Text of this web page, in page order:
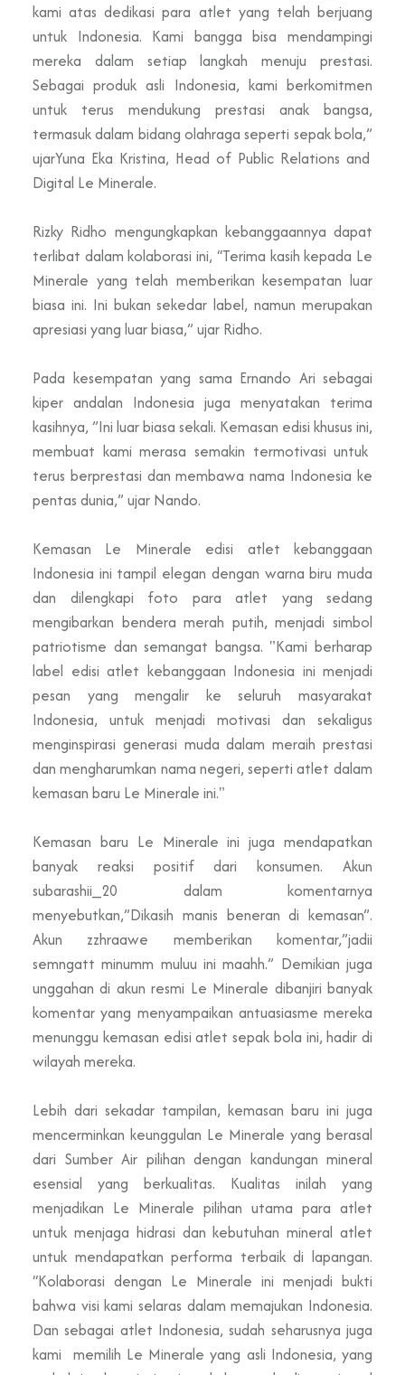
kami atas dedikasi para atlet yang telah berjuang
untuk Indonesia. Kami bangga bisa mendampingi
mereka dalam setiap langkah menuju prestasi.
Sebagai produk asli Indonesia, kami berkomitmen
untuk terus mendukung prestasi anak bangsa,
termasuk dalam bidang olahraga seperti sepak bola,”
ujarYuna Eka Kristina, Head of Public Relations and
Digital Le Minerale.
Rizky Ridho mengungkapkan kebanggaannya dapat
terlibat dalam kolaborasi ini, “Terima kasih kepada Le
Minerale yang telah memberikan kesempatan luar
biasa ini. Ini bukan sekedar label, namun merupakan
apresiasi yang luar biasa,” ujar Ridho.
Pada kesempatan yang sama Ernando Ari sebagai
kiper andalan Indonesia juga menyatakan terima
kasihnya, ”Ini luar biasa sekali. Kemasan edisi khusus ini,
membuat kami merasa semakin termotivasi untuk
terus berprestasi dan membawa nama Indonesia ke
pentas dunia,” ujar Nando.
Kemasan Le Minerale edisi atlet kebanggaan
Indonesia ini tampil elegan dengan warna biru muda
dan dilengkapi foto para atlet yang sedang
mengibarkan bendera merah putih, menjadi simbol
patriotisme dan semangat bangsa. "Kami berharap
label edisi atlet kebanggaan Indonesia ini menjadi
pesan yang mengalir ke seluruh masyarakat
Indonesia, untuk menjadi motivasi dan sekaligus
menginspirasi generasi muda dalam meraihprestasi
dan mengharumkan nama negeri, seperti atlet dalam
kemasan baru Le Minerale ini."
Kemasan baru Le Minerale ini juga mendapatkan
banyak reaksi positif dari konsumen. Akun
subarashii_20 dalam komentarnya
menyebutkan,”Dikasih manis beneran di kemasan”.
Akun zzhraawe memberikan komentar,”jadii
semngatt minumm muluu ini maahh.” Demikian juga
unggahan di akun resmi Le Minerale dibanjiri banyak
komentar yang menyampaikan antuasiasme mereka
menunggu kemasan edisi atlet sepak bola ini, hadir di
wilayah mereka.
Lebih dari sekadar tampilan, kemasan baru ini juga
mencerminkan keunggulan Le Minerale yang berasal
dari Sumber Air pilihan dengan kandungan mineral
esensial yang berkualitas. Kualitas inilah yang
menjadikan Le Minerale pilihan utama para atlet
untuk menjaga hidrasi dan kebutuhan mineral atlet
untuk mendapatkanperforma terbaikdi lapangan.
“Kolaborasi dengan Le Minerale ini menjadi bukti
bahwa visi kami selaras dalam memajukan Indonesia.
Dan sebagai atlet Indonesia, sudah seharusnya juga
kami memilih Le Minerale yang asli Indonesia, yang